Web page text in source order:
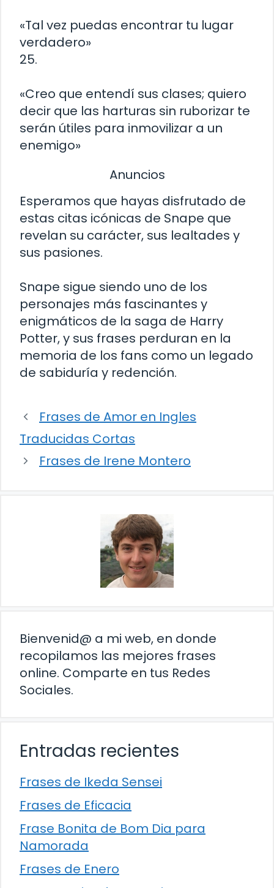
«Tal vez puedas encontrar tu lugar
verdadero»
25.
«Creo que entendí sus clases; quiero
decir que las harturas sin ruborizar te
serán útiles para inmovilizar a un
enemigo»
Anuncios
Esperamos que hayas disfrutado de
estas citas icónicas de Snape que
revelan su carácter, sus lealtades y
sus pasiones.
Snape sigue siendo uno de los
personajes más fascinantes y
enigmáticos de la saga de Harry
Potter, y sus frases perduran en la
memoria de los fans como un legado
de sabiduría y redención.
Frases de Amor en Ingles
Traducidas Cortas
Frases de Irene Montero
Bienvenid@ a mi web, en donde
recopilamos las mejores frases
online. Comparte en tus Redes
Sociales.
Entradas recientes
Frases de Ikeda Sensei
Frases de Eficacia
Frase Bonita de Bom Dia para
Namorada
Frases de Enero